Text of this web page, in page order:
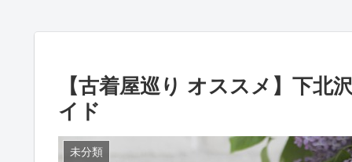
【古着屋巡り オススメ】下
イド
未分類